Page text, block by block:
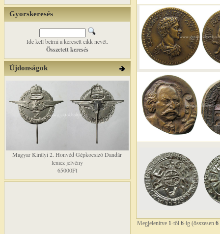
Gyorskeresés
Ide kell beírni a keresett cikk nevét.
Összetett keresés
Újdonságok
Magyar Királyi 2. Honvéd Gépkocsizó Dandár
lemez jelvény
65000Ft
Megjelenítve 1-től 6-ig (összesen 6